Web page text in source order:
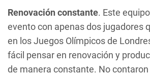
Renovación constante. Este
evento con apenas dos jugadores
en los Juegos Olímpicos de
fácil pensar en renovación y
de manera constante. No contaron